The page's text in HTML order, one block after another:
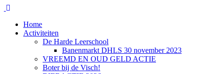
Home
Activiteiten
De Harde Leerschool
Banenmarkt DHLS 30 november 2023
VREEMD EN OUD GELD ACTIE
Boter bij de Visch!